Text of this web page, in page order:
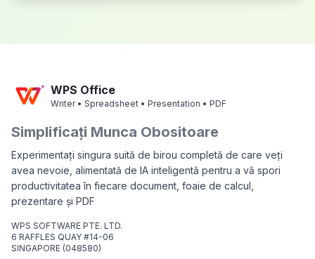
WPS Office
Writer • Spreadsheet • Presentation • PDF
Simplificați Munca Obositoare
Experimentați singura suită de birou completă de care veți
avea nevoie, alimentată de IA inteligentă pentru a vă spori
productivitatea în fiecare document, foaie de calcul,
prezentare și PDF
WPS SOFTWARE PTE. LTD.
6 RAFFLES QUAY #14-06
SINGAPORE (048580)